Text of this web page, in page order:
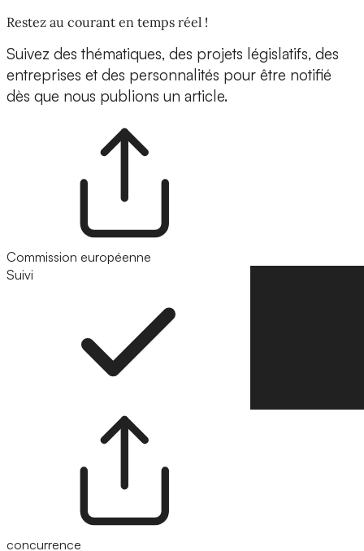
Restez au courant en temps réel !
Suivez des thématiques, des projets législatifs, des
entreprises et des personnalités pour être notifié
dès que nous publions un article.
Commission européenne
Suivi
concurrence